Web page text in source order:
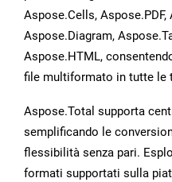
Aspose.Cells,
Aspose.Diagram,
Aspose.HTML,
file multiformato in tutte le
Aspose.Total supporta
semplificando le
flessibilità senza pari.
formati supportati sulla